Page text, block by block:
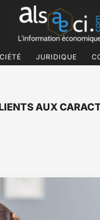
JURIDIQUE
AUX